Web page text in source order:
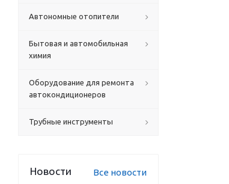
Автономные отопители
Бытовая и автомобильная
химия
Оборудование для ремонта
автокондиционеров
Трубные инструменты
Новости Все новости